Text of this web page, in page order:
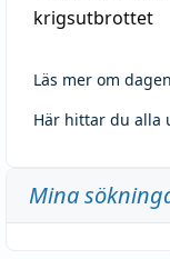
krigsutbrottet
Läs mer om
Här hittar du alla
Mina